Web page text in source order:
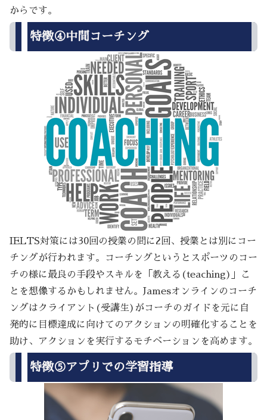
からです。
特徴④中間コーチング
IELTS対策には30回の授業の間に2回、授業とは別にコー
チングが行われます。コーチングというとスポーツのコー
チの様に最良の手段やスキルを「教える(teaching)」こ
とを想像するかもしれません。Jamesオンラインのコーチ
ングはクライアント(受講生)がコーチのガイドを元に自
発的に目標達成に向けてのアクションの明確化することを
助け、アクションを実行するモチベーションを高めます。
特徴⑤アプリでの学習指導